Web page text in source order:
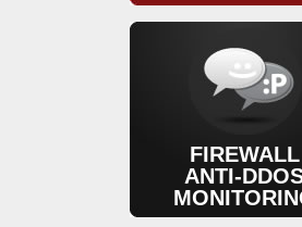
FIREWALL
ANTI-